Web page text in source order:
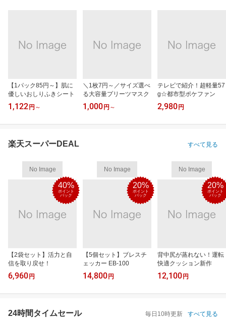
【1パック85円～】肌に
優しいおしりふきシート
1,122 円 ～
＼1枚7円～／サイズ選べ
る大容量プリーツマスク
1,000 円 ～
テレビで紹介！超軽量57
g☆都市型ポケファン
2,980 円
楽天スーパーDEAL すべて見る
No Image
40%
ポイント
バック
【2袋セット】活力と自
信を取り戻せ！
6,960 円
No Image
20%
ポイント
バック
【5個セット】ブレスチ
ェッカー EB-100
14,800 円
No Image
20%
ポイント
バック
背中尻が蒸れない！運転
快適クッション新作
12,100 円
24時間タイムセール 毎日10時更新 すべて見る